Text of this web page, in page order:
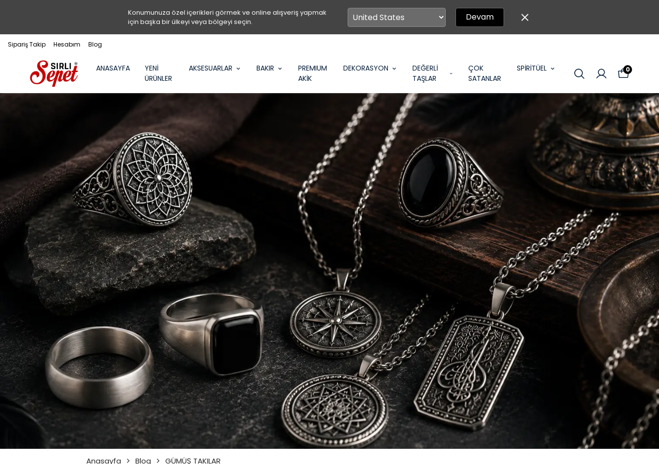
Konumunuza özel içerikleri görmek ve online alışveriş yapmak
için başka bir ülkeyi veya bölgeyi seçin.
Devam
Sipariş Takip Hesabım Blog
ANASAYFA
YENİ
ÜRÜNLER
AKSESUARLAR BAKIR
PREMIUM
AKİK
DEKORASYON
DEĞERLİ
TAŞLAR
ÇOK
SATANLAR
SPİRİTÜEL 0
Anasayfa Blog GÜMÜŞ TAKILAR